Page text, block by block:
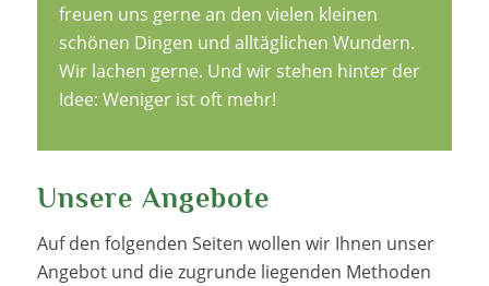
freuen uns gerne an den vielen kleinen
schönen Dingen und alltäglichen Wundern.
Wir lachen gerne. Und wir stehen hinter der
Idee: Weniger ist oft mehr!
Unsere Angebote
Auf den folgenden Seiten wollen wir Ihnen unser
Angebot und die zugrunde liegenden Methoden